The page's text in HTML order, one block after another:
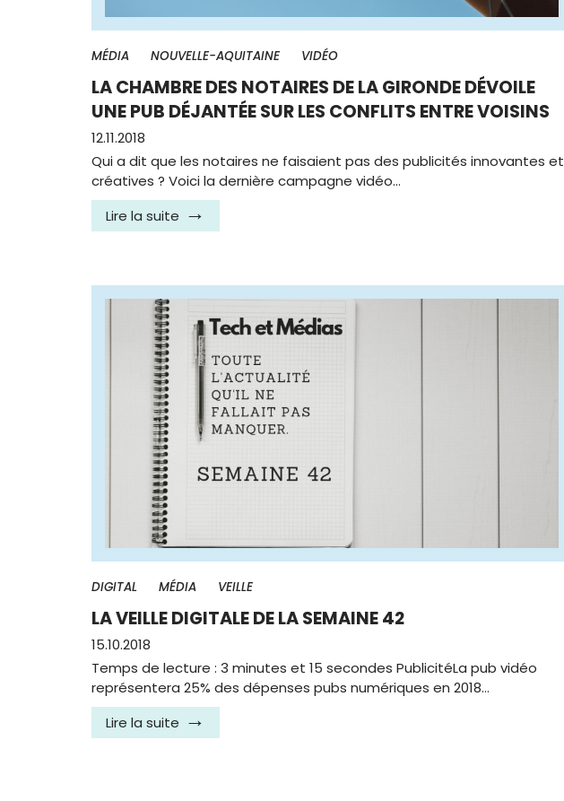
MÉDIA NOUVELLE-AQUITAINE VIDÉO
LA CHAMBRE DES NOTAIRES DE LA GIRONDE DÉVOILE
UNE PUB DÉJANTÉE SUR LES CONFLITS ENTRE VOISINS
12.11.2018
Qui a dit que les notaires ne faisaient pas des publicités innovantes et
créatives ? Voici la dernière campagne vidéo…
Lire la suite
DIGITAL MÉDIA VEILLE
LA VEILLE DIGITALE DE LA SEMAINE 42
15.10.2018
Temps de lecture : 3 minutes et 15 secondes PublicitéLa pub vidéo
représentera 25% des dépenses pubs numériques en 2018…
Lire la suite